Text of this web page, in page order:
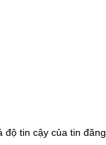
độ tin cậy của tin đăng